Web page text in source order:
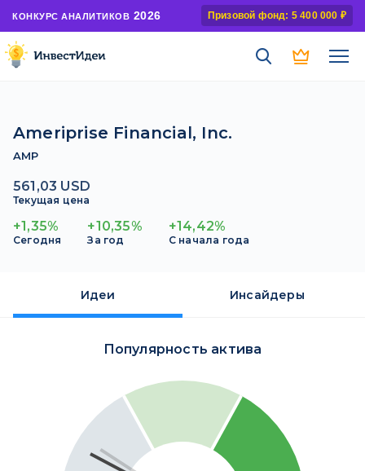
КОНКУРС АНАЛИТИКОВ 2026 Призовой фонд: 5 400 000 ₽
Ameriprise Financial, Inc.
AMP
561,03 USD
Текущая цена
+1,35%
Сегодня
+10,35%
За год
+14,42%
С начала года
Идеи Инсайдеры
Популярность актива